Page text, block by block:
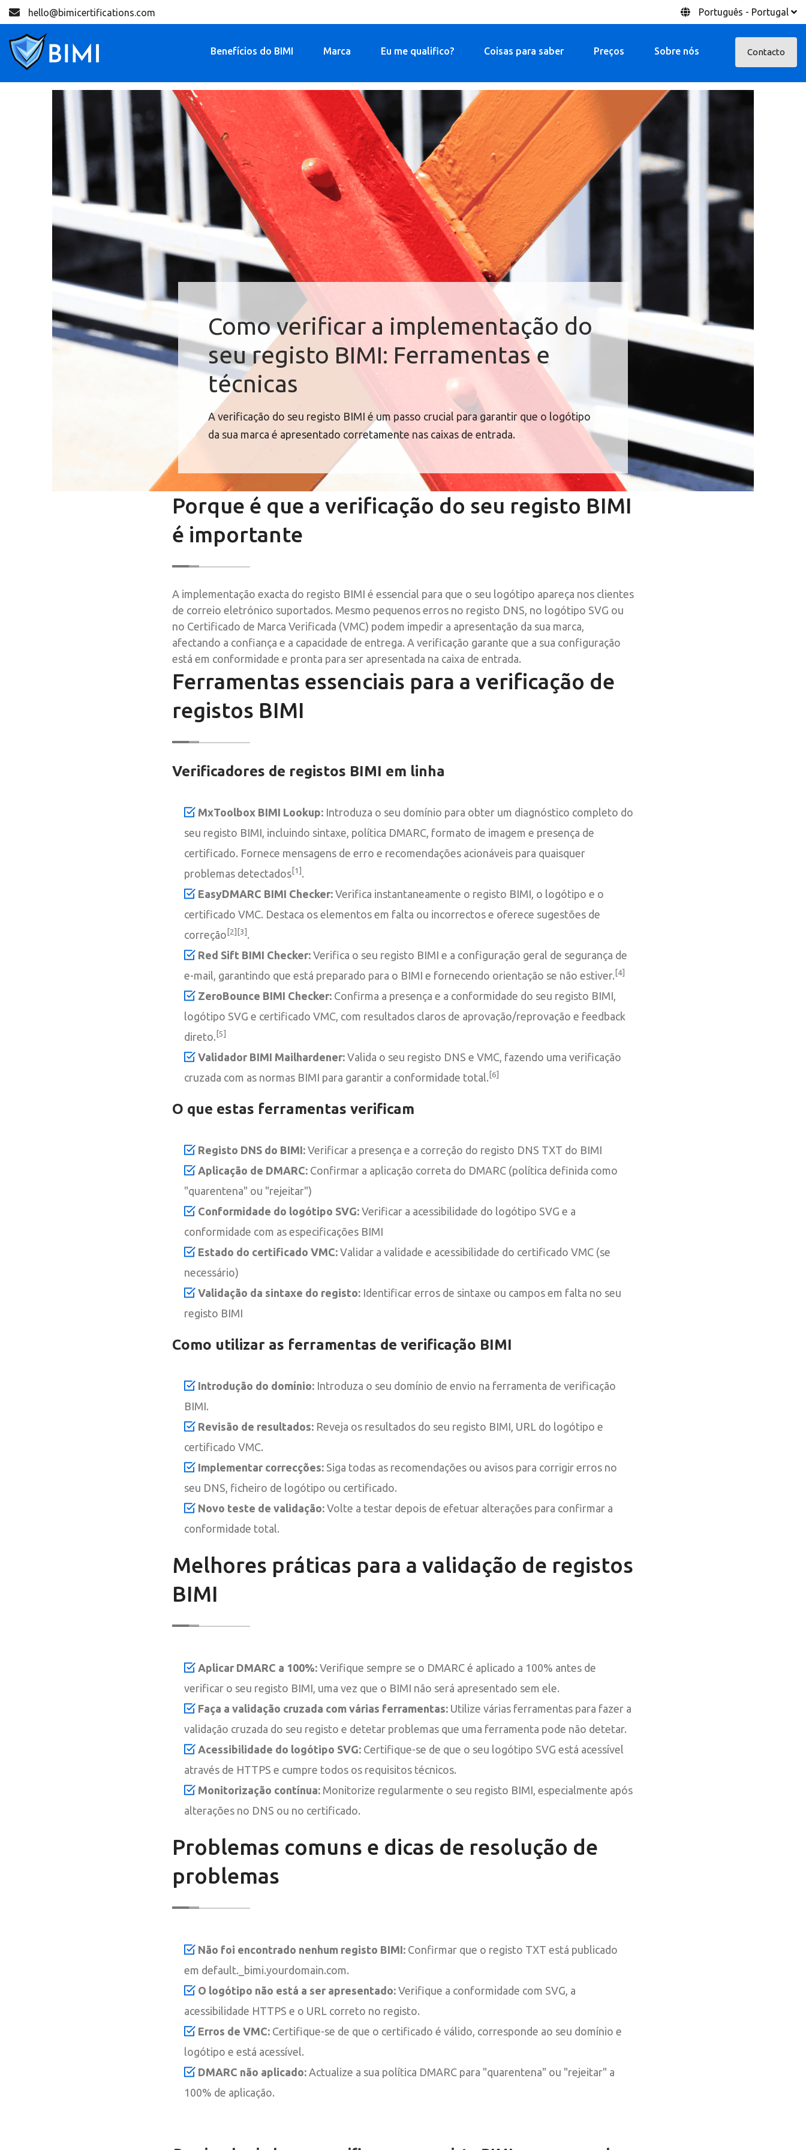
hello@bimicertifications.com Português - Portugal
Benefícios do BIMI Marca Eu me qualifico? Coisas para saber Preços Sobre nós Contacto
Como verificar a implementação do
seu registo BIMI: Ferramentas e
técnicas
A verificação do seu registo BIMI é um passo crucial para garantir que o logótipo
da sua marca é apresentado corretamente nas caixas de entrada.
Porque é que a verificação do seu registo BIMI
é importante
A implementação exacta do registo BIMI é essencial para que o seu logótipo apareça nos clientes
de correio eletrónico suportados. Mesmo pequenos erros no registo DNS, no logótipo SVG ou
no Certificado de Marca Verificada (VMC) podem impedir a apresentação da sua marca,
afectando a confiança e a capacidade de entrega. A verificação garante que a sua configuração
está em conformidade e pronta para ser apresentada na caixa de entrada.
Ferramentas essenciais para a verificação de
registos BIMI
Verificadores de registos BIMI em linha
MxToolbox BIMI Lookup: Introduza o seu domínio para obter um diagnóstico completo do
seu registo BIMI, incluindo sintaxe, política DMARC, formato de imagem e presença de
certificado. Fornece mensagens de erro e recomendações acionáveis para quaisquer
problemas detectados[1].
EasyDMARC BIMI Checker: Verifica instantaneamente o registo BIMI, o logótipo e o
certificado VMC. Destaca os elementos em falta ou incorrectos e oferece sugestões de
correção [2][3].
Red Sift BIMI Checker: Verifica o seu registo BIMI e a configuração geral de segurança de
e-mail, garantindo que está preparado para o BIMI e fornecendo orientação se não estiver. [4]
ZeroBounce BIMI Checker: Confirma a presença e a conformidade do seu registo BIMI,
logótipo SVG e certificado VMC, com resultados claros de aprovação/reprovação e feedback
direto. [5]
Validador BIMI Mailhardener: Valida o seu registo DNS e VMC, fazendo uma verificação
cruzada com as normas BIMI para garantir a conformidade total. [6]
O que estas ferramentas verificam
Registo DNS do BIMI: Verificar a presença e a correção do registo DNS TXT do BIMI
Aplicação de DMARC: Confirmar a aplicação correta do DMARC (política definida como
"quarentena" ou "rejeitar")
Conformidade do logótipo SVG: Verificar a acessibilidade do logótipo SVG e a
conformidade com as especificações BIMI
Estado do certificado VMC: Validar a validade e acessibilidade do certificado VMC (se
necessário)
Validação da sintaxe do registo: Identificar erros de sintaxe ou campos em falta no seu
registo BIMI
Como utilizar as ferramentas de verificação BIMI
Introdução do domínio: Introduza o seu domínio de envio na ferramenta de verificação
BIMI.
Revisão de resultados: Reveja os resultados do seu registo BIMI, URL do logótipo e
certificado VMC.
Implementar correcções: Siga todas as recomendações ou avisos para corrigir erros no
seu DNS, ficheiro de logótipo ou certificado.
Novo teste de validação: Volte a testar depois de efetuar alterações para confirmar a
conformidade total.
Melhores práticas para a validação de registos
BIMI
Aplicar DMARC a 100%: Verifique sempre se o DMARC é aplicado a 100% antes de
verificar o seu registo BIMI, uma vez que o BIMI não será apresentado sem ele.
Faça a validação cruzada com várias ferramentas: Utilize várias ferramentas para fazer a
validação cruzada do seu registo e detetar problemas que uma ferramenta pode não detetar.
Acessibilidade do logótipo SVG: Certifique-se de que o seu logótipo SVG está acessível
através de HTTPS e cumpre todos os requisitos técnicos.
Monitorização contínua: Monitorize regularmente o seu registo BIMI, especialmente após
alterações no DNS ou no certificado.
Problemas comuns e dicas de resolução de
problemas
Não foi encontrado nenhum registo BIMI: Confirmar que o registo TXT está publicado
em default._bimi.yourdomain.com.
O logótipo não está a ser apresentado: Verifique a conformidade com SVG, a
acessibilidade HTTPS e o URL correto no registo.
Erros de VMC: Certifique-se de que o certificado é válido, corresponde ao seu domínio e
logótipo e está acessível.
DMARC não aplicado: Actualize a sua política DMARC para "quarentena" ou "rejeitar" a
100% de aplicação.